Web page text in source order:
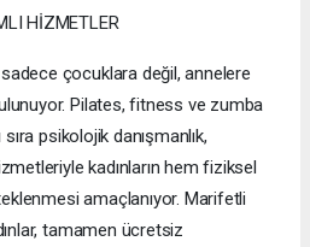
HİZMETLER
çocuklara değil, annelere
Pilates, fitness ve zumba
psikolojik danışmanlık,
kadınların hem fiziksel
amaçlanıyor. Marifetli
tamamen ücretsiz